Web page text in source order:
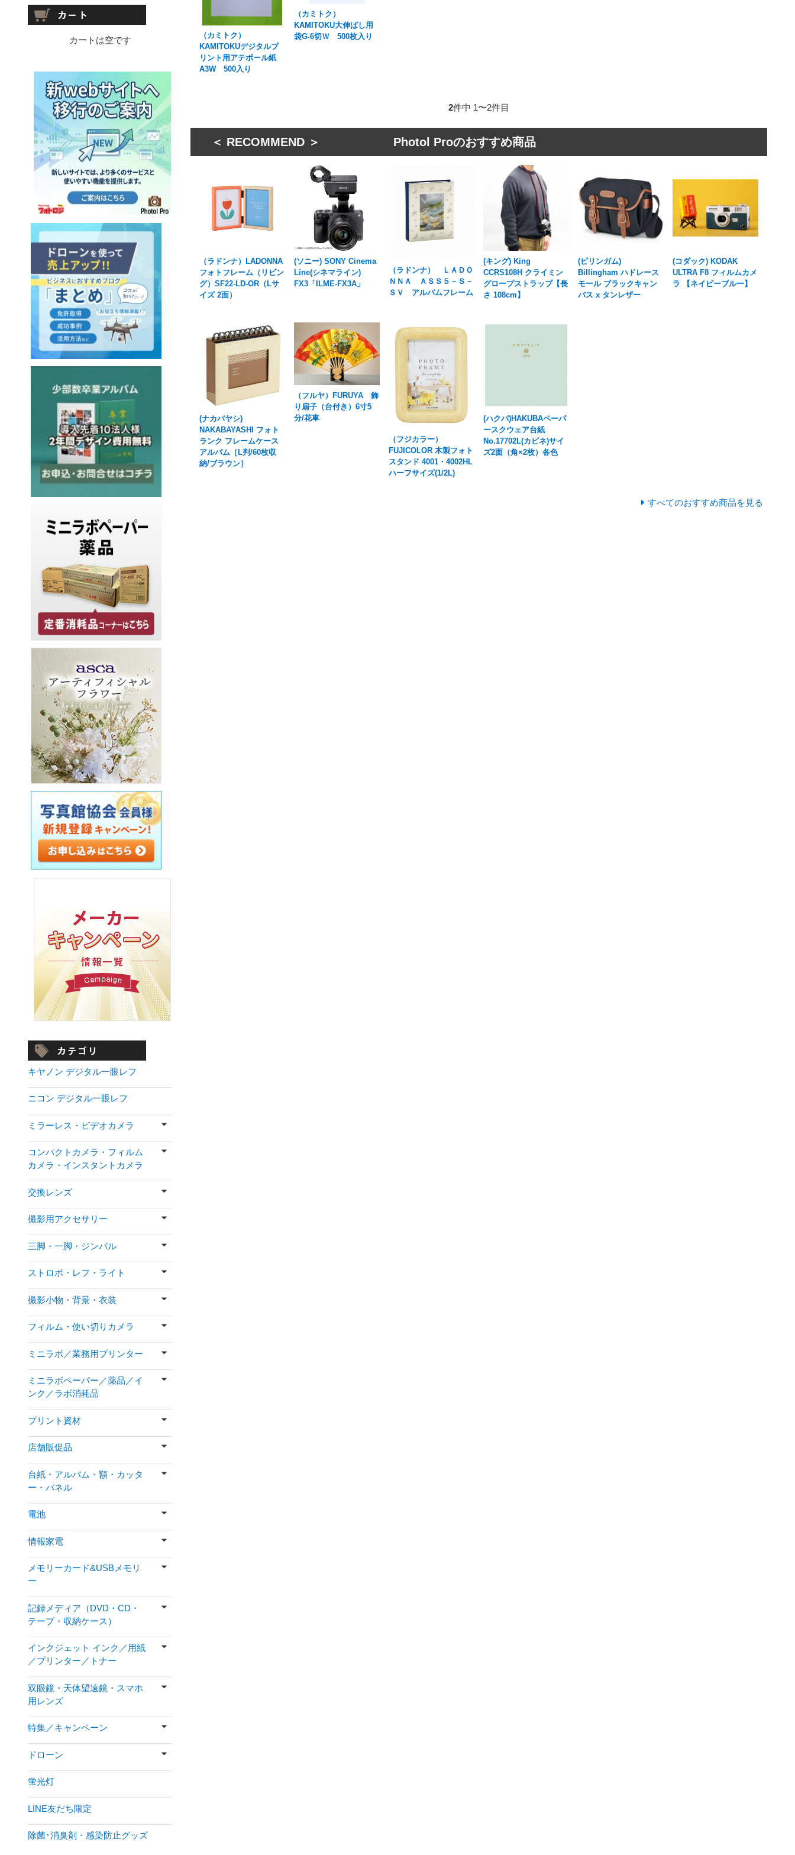
（カミトク）
KAMITOKUデジタルプ
リント用アテボール紙
A3W 500入り
（カミトク）
KAMITOKU大伸ばし用
袋G-6切Ｗ 500枚入り
2件中 1〜2件目
＜ RECOMMEND ＞ Photol Proのおすすめ商品
（ラドンナ）LADONNA
フォトフレーム（リビン
グ）SF22-LD-OR（Lサ
イズ 2面）
(ソニー) SONY Cinema
Line(シネマライン)
FX3「ILME-FX3A」
（ラドンナ） ＬＡＤＯ
ＮＮＡ ＡＳＳ５－Ｓ－
ＳＶ アルバムフレーム
(キング) King
CCRS108H クライミン
グロープストラップ【長
さ 108cm】
(ビリンガム)
Billingham ハドレース
モール ブラックキャン
バス x タンレザー
(コダック) KODAK
ULTRA F8 フィルムカメ
ラ 【ネイビーブルー】
(ナカバヤシ)
NAKABAYASHI フォト
ランク フレームケース
アルバム［L判/60枚収
納/ブラウン］
（フルヤ）FURUYA 飾
り扇子（台付き）6寸5
分/花車
（フジカラー）
FUJICOLOR 木製フォト
スタンド 4001・4002HL
ハーフサイズ(1/2L)
(ハクバ)HAKUBAペーパ
ースクウェア台紙
No.17702L(カビネ)サイ
ズ2面（角×2枚）各色
すべてのおすすめ商品を見る
カートは空です
キヤノン デジタル一眼レフ
ニコン デジタル一眼レフ
ミラーレス・ビデオカメラ
コンパクトカメラ・フィルム
カメラ・インスタントカメラ
交換レンズ
撮影用アクセサリー
三脚・一脚・ジンバル
ストロボ・レフ・ライト
撮影小物・背景・衣装
フィルム・使い切りカメラ
ミニラボ／業務用プリンター
ミニラボペーパー／薬品／イ
ンク／ラボ消耗品
プリント資材
店舗販促品
台紙・アルバム・額・カッタ
ー・パネル
電池
情報家電
メモリーカード&USBメモリ
ー
記録メディア（DVD・CD・
テープ・収納ケース）
インクジェット インク／用紙
／プリンター／トナー
双眼鏡・天体望遠鏡・スマホ
用レンズ
特集／キャンペーン
ドローン
蛍光灯
LINE友だち限定
除菌･消臭剤・感染防止グッズ